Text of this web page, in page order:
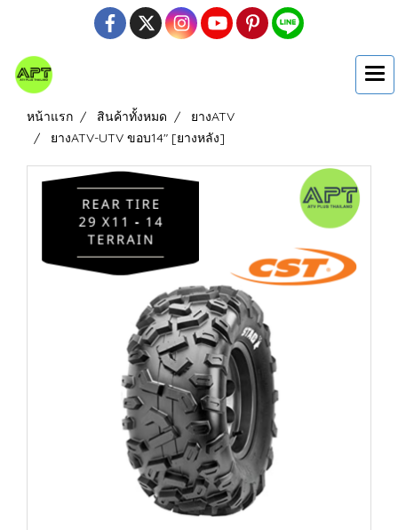
หน้าแรก สินค้าทั้งหมด
ยางATV
ยางATV-UTV ขอบ14" [ยางหลัง]